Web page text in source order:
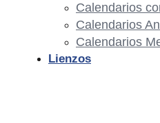
Calendarios
Calendarios
Calendarios
Lienzos